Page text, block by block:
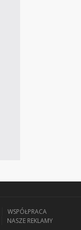
WSPÓŁPRACA
NASZE REKLAMY